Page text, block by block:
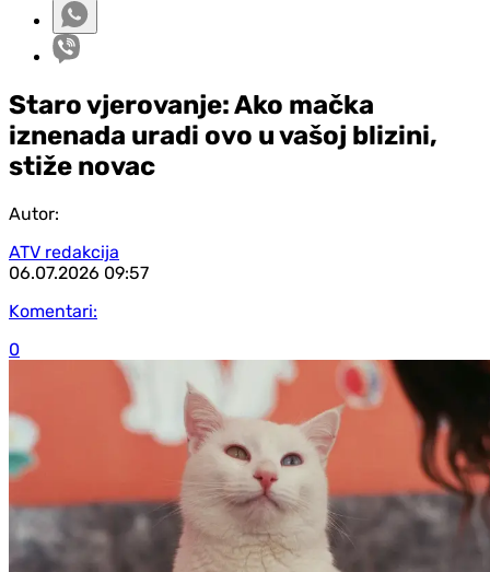
Staro vjerovanje: Ako mačka
iznenada uradi ovo u vašoj blizini,
stiže novac
Autor:
ATV redakcija
06.07.2026 09:57
Komentari:
0